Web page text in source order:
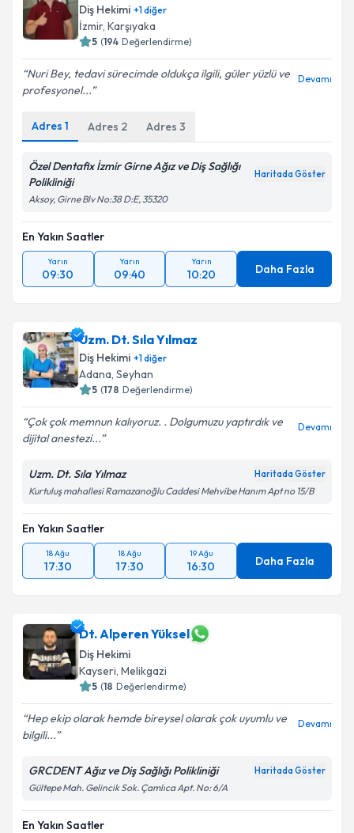
Diş Hekimi +1diğer
İzmir, Karşıyaka
5 (194 Değerlendirme)
Nuri Bey, tedavi sürecimde oldukça ilgili, güler yüzlü ve
profesyonel...
Devamı
Adres 1 Adres 2 Adres 3
Özel Dentafix İzmir Girne Ağız ve Diş Sağlığı
Polikliniği
Haritada Göster
Aksoy, Girne Blv No:38 D:E, 35320
En Yakın Saatler
Yarın
09:30
Yarın
09:40
Yarın
10:20 Daha Fazla
Uzm. Dt. Sıla Yılmaz
Diş Hekimi +1diğer
Adana, Seyhan
5 (178 Değerlendirme)
Çok çok memnun kalıyoruz. . Dolgumuzu yaptırdık ve
dijital anestezi...
Devamı
Uzm. Dt. Sıla Yılmaz Haritada Göster
Kurtuluş mahallesi Ramazanoğlu Caddesi Mehvibe Hanım Apt no 15/B
En Yakın Saatler
18 Ağu
17:30
18 Ağu
17:30
19 Ağu
16:30 Daha Fazla
Dt. Alperen Yüksel
Diş Hekimi
Kayseri, Melikgazi
5 (18 Değerlendirme)
Hep ekip olarak hemde bireysel olarak çok uyumlu ve
bilgili...
Devamı
GRCDENT Ağız ve Diş Sağlığı Polikliniği Haritada Göster
Gültepe Mah. Gelincik Sok. Çamlıca Apt. No: 6/A
En Yakın Saatler